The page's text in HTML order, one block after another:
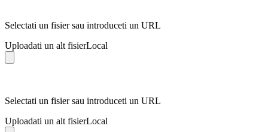
Selectati un fisier sau introduceti un URL
Uploadati un alt fisierLocal
Selectati un fisier sau introduceti un URL
Uploadati un alt fisierLocal